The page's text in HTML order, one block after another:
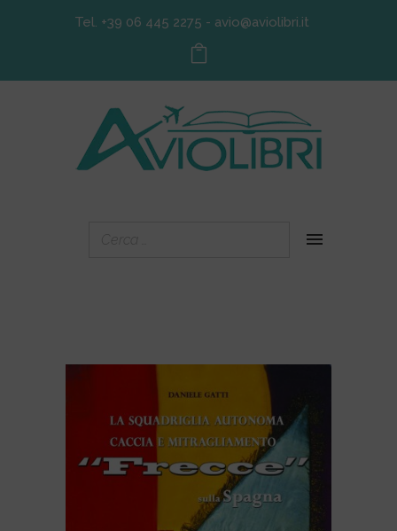
Tel. +39 06 445 2275 - avio@aviolibri.it